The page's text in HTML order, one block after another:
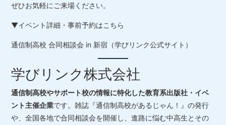
ぜひお気軽にご来場ください。
▼イベント詳細・事前予約はこちら
通信制高校 合同相談会 in 新宿（学びリンク公式サイト）
学びリンク株式会社
通信制高校やサポート校の情報に特化した教育系出版社・イベ
ント主催企業です。雑誌『通信制高校があるじゃん！』の発行
や、全国各地で合同相談会を開催し、進路に悩む中高生とその